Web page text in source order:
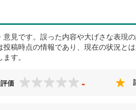
見です。誤った内容や大げさな表現
投稿時点の情報であり、現在の状況と
す。
価 -